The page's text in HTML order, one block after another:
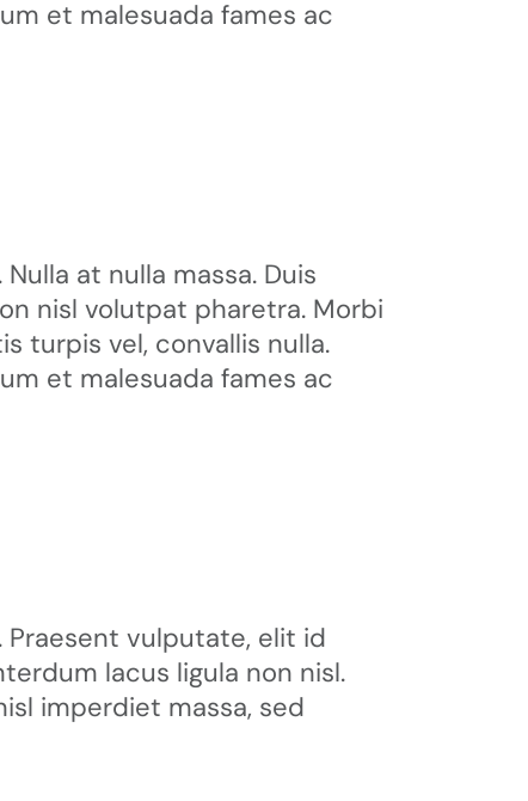
et malesuada fames ac
at nulla massa. Duis
nisl volutpat pharetra. Morbi
turpis vel, convallis nulla.
et malesuada fames ac
vulputate, elit id
lacus ligula non nisl.
imperdiet massa, sed